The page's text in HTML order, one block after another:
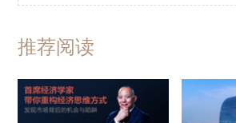
推荐阅读